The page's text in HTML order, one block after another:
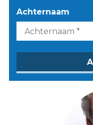
Achternaam